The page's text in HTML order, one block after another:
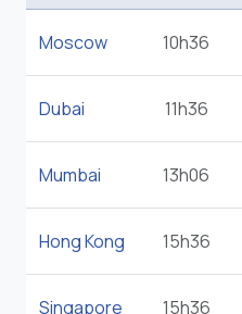
Moscow 10h36
Dubai 11h36
Mumbai 13h06
Hong Kong 15h36
Singapore 15h36